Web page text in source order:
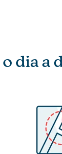
o dia a